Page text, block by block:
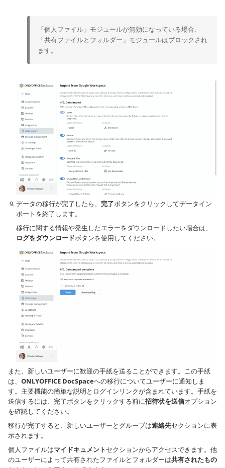
「個人ファイル」モジュールが無効になっている場合、
「共有ファイルとフォルダー」モジュールはブロックされ
ます。
データの移行が完了したら、 完了ボタンをクリックしてデータイン
ポートを終了します。
移行に関する情報や発生したエラーをダウンロードしたい場合は、
ログをダウンロードボタンを使用してください。
また、新しいユーザーに歓迎の手紙を送ることができます。この手紙
は、 ONLYOFFICE DocSpaceへの移行についてユーザーに通知しま
す。主要機能の簡単な説明とログインリンクが含まれています。手紙を
送信するには、完了ボタンをクリックする前に招待状を送信オプション
を確認してください。
移行が完了すると、新しいユーザーとグループは連絡先セクションに表
示されます。
個人ファイルはマイドキュメントセクションからアクセスできます。他
のユーザーによって共有されたファイルとフォルダーは共有されたもの